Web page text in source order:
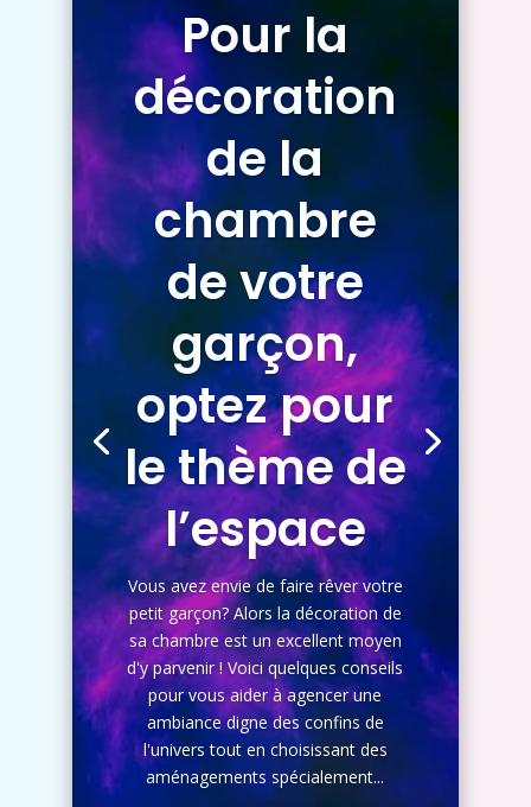
Pour la
décoration
de la
chambre
de votre
garçon,
optez pour
le thème de
l’espace
Vous avez envie de faire rêver votre
petit garçon? Alors la décoration de
sa chambre est un excellent moyen
d'y parvenir ! Voici quelques conseils
pour vous aider à agencer une
ambiance digne des confins de
l'univers tout en choisissant des
aménagements spécialement...